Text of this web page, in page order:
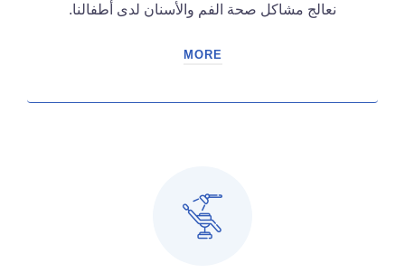
نعالج مشاكل صحة الفم والأسنان لدى أطفالنا.
MORE